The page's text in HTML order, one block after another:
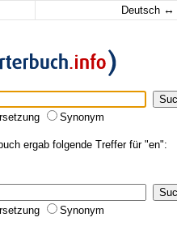
Deutsch ↔
Synonym
ergab folgende Treffer für "en":
Synonym